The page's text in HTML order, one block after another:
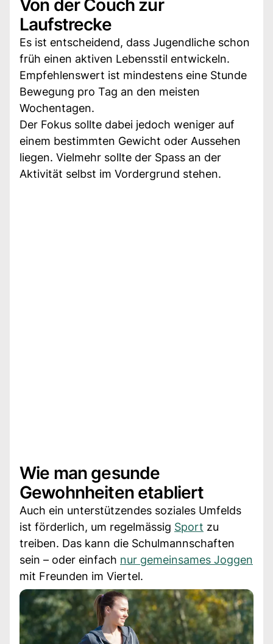
Von der Couch zur
Laufstrecke
Es ist entscheidend, dass Jugendliche schon
früh einen aktiven Lebensstil entwickeln.
Empfehlenswert ist mindestens eine Stunde
Bewegung pro Tag an den meisten
Wochentagen.
Der Fokus sollte dabei jedoch weniger auf
einem bestimmten Gewicht oder Aussehen
liegen. Vielmehr sollte der Spass an der
Aktivität selbst im Vordergrund stehen.
Wie man gesunde
Gewohnheiten etabliert
Auch ein unterstützendes soziales Umfelds
ist förderlich, um regelmässig Sport zu
treiben. Das kann die Schulmannschaften
sein – oder einfach nur gemeinsames Joggen
mit Freunden im Viertel.